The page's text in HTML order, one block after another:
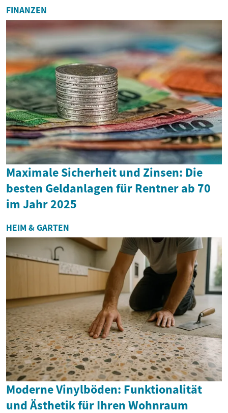
FINANZEN
Maximale Sicherheit und Zinsen: Die
besten Geldanlagen für Rentner ab 70
im Jahr 2025
HEIM & GARTEN
Moderne Vinylböden: Funktionalität
und Ästhetik für Ihren Wohnraum